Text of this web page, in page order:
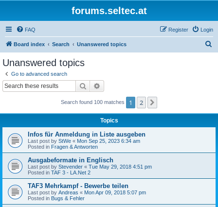
forums.seltec.at
FAQ Login
Register
Board index Search Unanswered topics
Unanswered topics
Go to advanced search
Search
Search found 100 matches 1 2
Topics
Infos für Anmeldung in Liste ausgeben
Last post by StWe « Mon Sep 25, 2023 6:34 am
Posted in Fragen & Antworten
Ausgabeformate in Englisch
Last post by Stevender « Tue May 29, 2018 4:51 pm
Posted in TAF 3 - LA.Net 2
TAF3 Mehrkampf - Bewerbe teilen
Last post by Andreas « Mon Apr 09, 2018 5:07 pm
Posted in Bugs & Fehler